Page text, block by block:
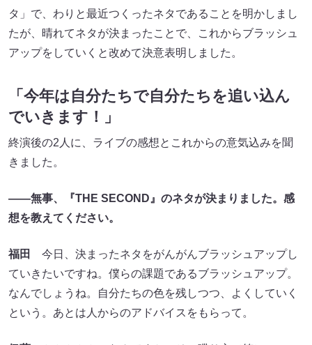
タ」で、わりと最近つくったネタであることを明かしまし
たが、晴れてネタが決まったことで、これからブラッシュ
アップをしていくと改めて決意表明しました。
「今年は自分たちで自分たちを追い込ん
でいきます！」
終演後の2人に、ライブの感想とこれからの意気込みを聞
きました。
――無事、『THE SECOND』のネタが決まりました。感
想を教えてください。
福田
今日、決まったネタをがんがんブラッシュアップし
ていきたいですね。僕らの課題であるブラッシュアップ。
なんでしょうね。自分たちの色を残しつつ、よくしていく
という。あとは人からのアドバイスをもらって。